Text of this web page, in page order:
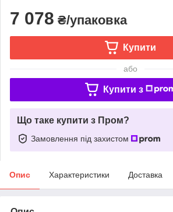
7 078 ₴/упаковка
Купити
або
Купити з
Що таке купити з Пром?
Замовлення під захистом
Опис Характеристики Доставка